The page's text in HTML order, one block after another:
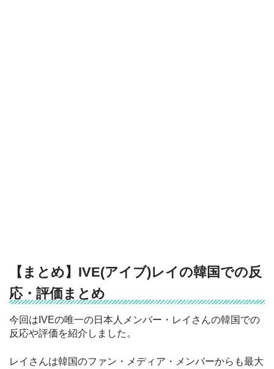
【まとめ】IVE(アイブ)レイの韓国での反
応・評価まとめ
今回はIVEの唯一の日本人メンバー・レイさんの韓国での
反応や評価を紹介しました。
レイさんは韓国のファン・メディア・メンバーからも最大